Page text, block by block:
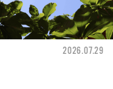
2026.07.29